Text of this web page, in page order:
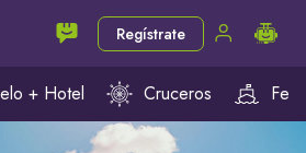
Regístrate
+ Hotel Cruceros